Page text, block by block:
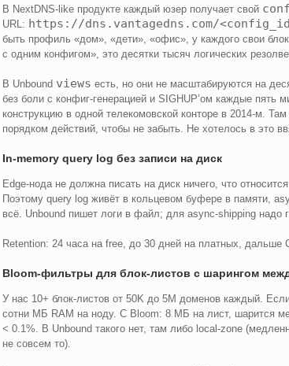
В NextDNS-like продукте каждый юзер получает свой
URL: https://dns.vantagedns.com/
быть профиль «дом», «дети», «офис», у каждого свои
с одним конфигом», это десятки тысяч логических
В Unbound views есть, но они не масштабируются на
без боли с конфиг-генерацией и SIGHUP’ом каждые пять
конструкцию в одной телекомовской конторе в 2014-м.
порядком действий, чтобы не забыть. Не хотелось в это
In-memory query log без записи на диск
Edge-нода не должна писать на диск ничего, что
Поэтому query log живёт в кольцевом буфере в памяти,
всё. Unbound пишет логи в файл; для async-shipping надо
Retention: 24 часа на free, до 30 дней на платных, дальше
Bloom-фильтры для блок-листов с шарингом
У нас 10+ блок-листов от 50K до 5M доменов каждый.
сотни МБ RAM на ноду. С Bloom: 8 МБ на лист, шарится
< 0.1%. В Unbound такого нет, там либо local-zone
не совсем то).